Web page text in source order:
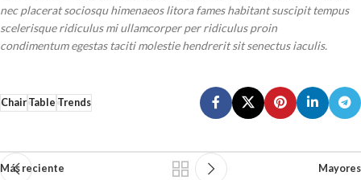
nec placerat sociosqu himenaeos litora fames habitant suscipit tempus
scelerisque ridiculus mi ullamcorper per ridiculus proin
condimentum egestas taciti molestie hendrerit sit senectus iaculis.
ChairTable Trends
Más reciente Mayores